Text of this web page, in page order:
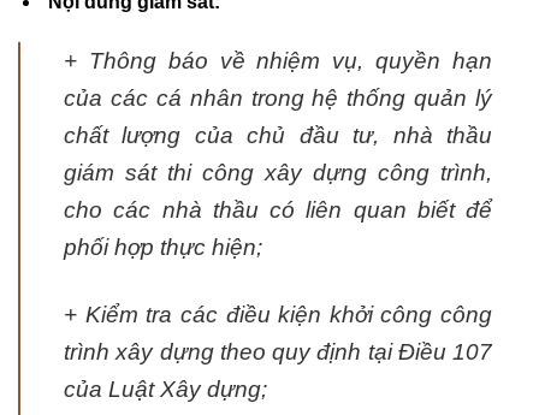
+ Thông báo về nhiệm vụ, quyền hạn
của các cá nhân trong hệ thống quản lý
chất lượng của chủ đầu tư, nhà thầu
giám sát thi công xây dựng công trình,
cho các nhà thầu có liên quan biết để
phối hợp thực hiện;
+ Kiểm tra các điều kiện khởi công công
trình xây dựng theo quy định tại Điều 107
của Luật Xây dựng;